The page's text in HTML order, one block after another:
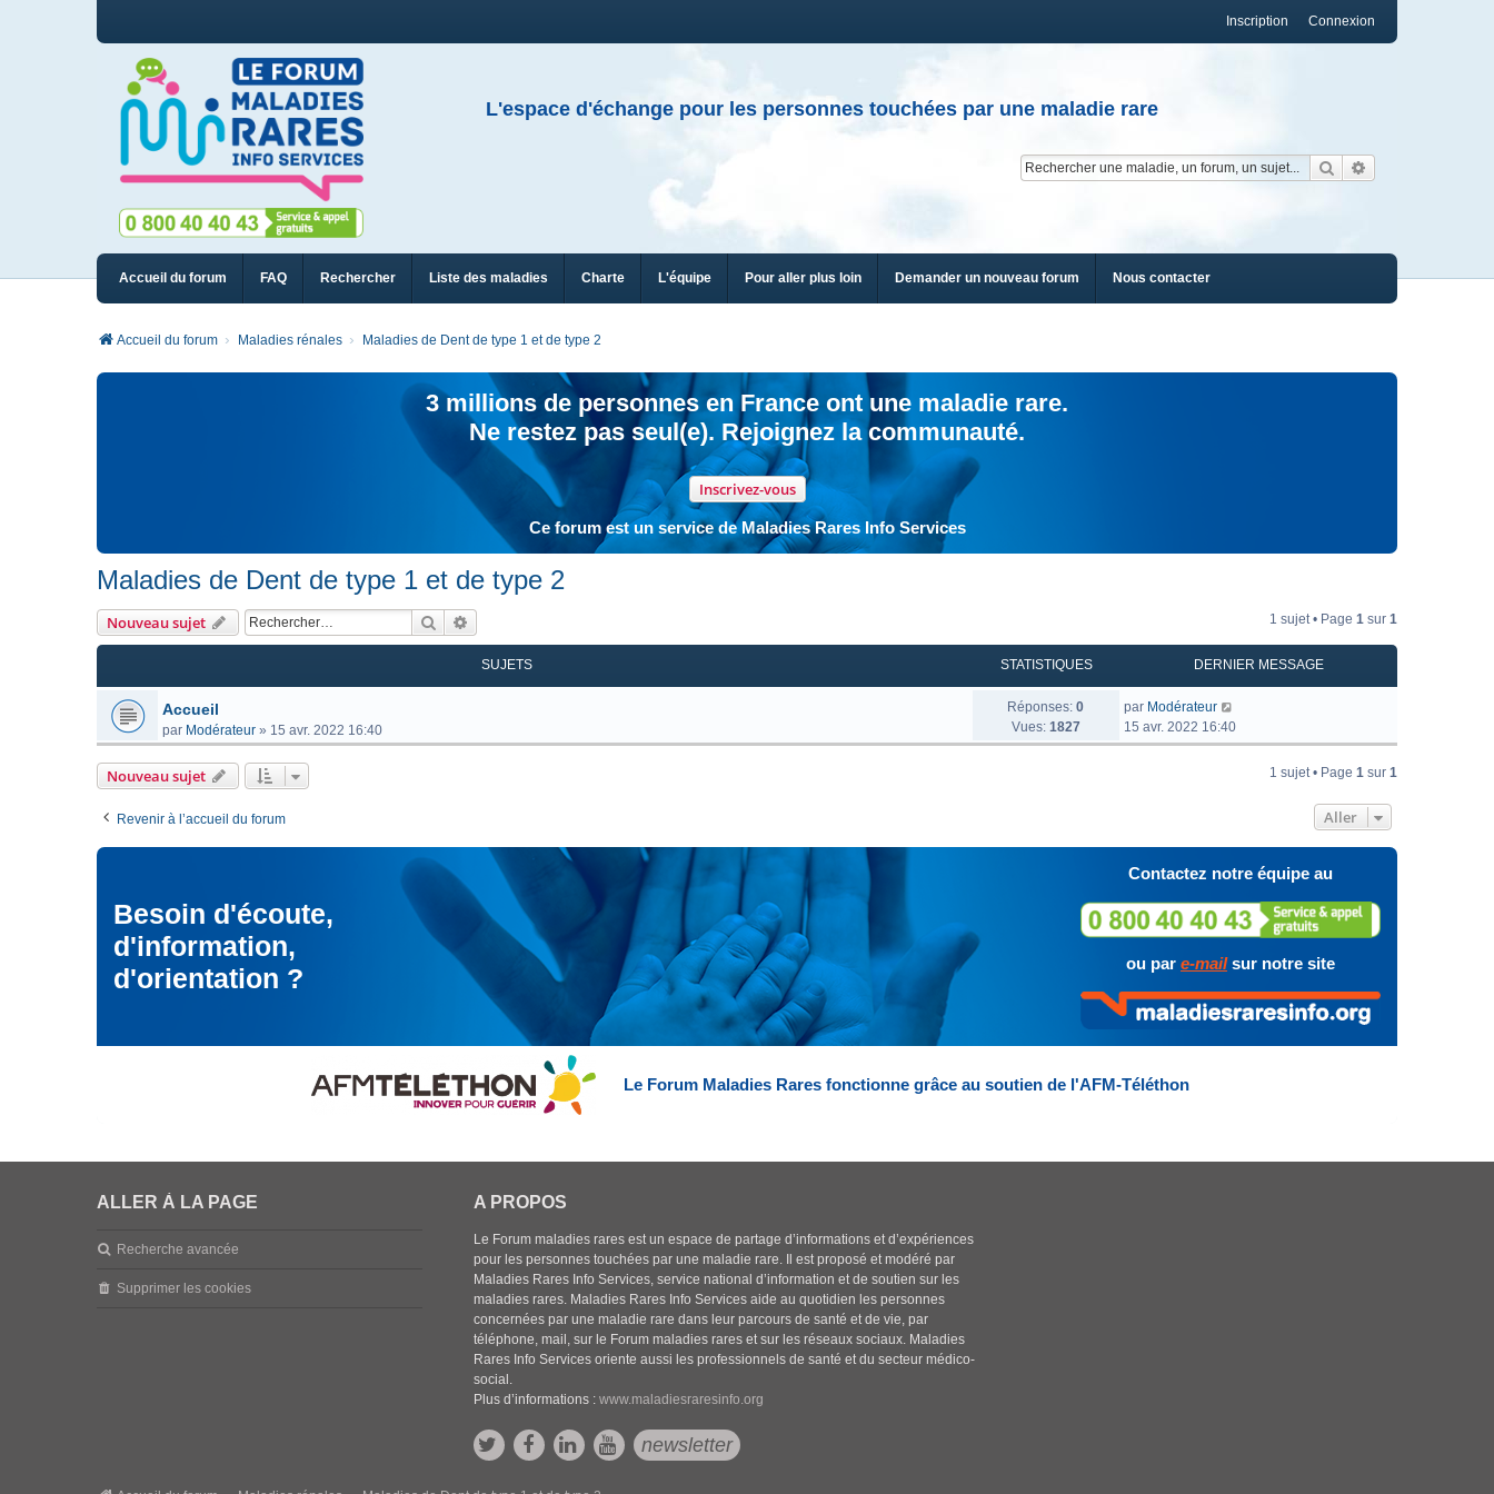
Connexion
Inscription
L'espace d'échange pour les personnes touchées par une maladie rare
Rechercher
Accueil du forum FAQ Rechercher Liste des maladies Charte L'équipe Pour aller plus loin Demander un nouveau forum Nous contacter
Accueil du forum Maladies rénales Maladies de Dent de type 1 et de type 2
3 millions de personnes en France ont une maladie rare.
Ne restez pas seul(e). Rejoignez la communauté.
Inscrivez-vous
Ce forum est un service de Maladies Rares Info Services
Maladies de Dent de type 1 et de type 2
Nouveau sujet Rechercher 1 sujet • Page 1 sur 1
SUJETS STATISTIQUES DERNIER MESSAGE
Accueil
par Modérateur » 15 avr. 2022 16:40
Réponses: 0
Vues: 1827
par Modérateur
15 avr. 2022 16:40
Nouveau sujet 1 sujet • Page 1 sur 1
Revenir à l’accueil du forum Aller
Besoin d'écoute,
d'information,
d'orientation ?
Contactez notre équipe au
ou par e-mailsur notre site
Le Forum Maladies Rares fonctionne grâce au soutien de l'AFM-Téléthon
ALLER À LA PAGE
Recherche avancée
Supprimer les cookies
A PROPOS
Le Forum maladies rares est un espace de partage d’informations et d’expériences
pour les personnes touchées par une maladie rare. Il est proposé et modéré par
Maladies Rares Info Services, service national d’information et de soutien sur les
maladies rares. Maladies Rares Info Services aide au quotidien les personnes
concernées par une maladie rare dans leur parcours de santé et de vie, par
téléphone, mail, sur le Forum maladies rares et sur les réseaux sociaux. Maladies
Rares Info Services oriente aussi les professionnels de santé et du secteur médico-
social.
Plus d’informations :www.maladiesraresinfo.org
newsletter